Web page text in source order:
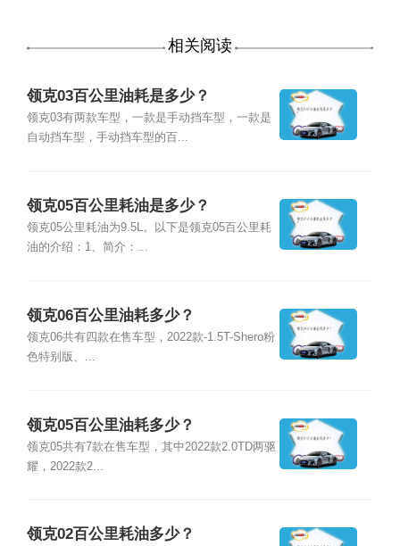
相关阅读
领克03百公里油耗是多少？
领克03有两款车型，一款是手动挡车型，一款是
自动挡车型，手动挡车型的百...
领克05百公里耗油是多少？
领克05公里耗油为9.5L。以下是领克05百公里耗
油的介绍：1、简介：...
领克06百公里油耗多少？
领克06共有四款在售车型，2022款-1.5T-Shero粉
色特别版、...
领克05百公里油耗多少？
领克05共有7款在售车型，其中2022款2.0TD两驱
耀，2022款2...
领克02百公里耗油多少？